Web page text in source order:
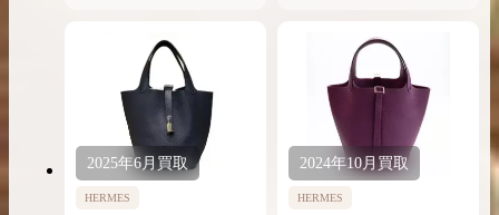
2025年6月 買取
HERMES
2024年10月買取
HERMES